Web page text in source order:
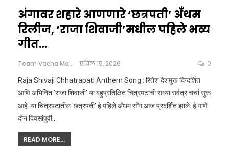
अंगावर शहारे आणणारे ‘छत्रपती’ अँथम
रिलीज, ‘राजा शिवाजी’मधील पहिले भव्य
गीत…
Team Vacha Marathi एप्रिल 15, 2026 0
Raja Shivaji Chhatrapati Anthem Song : रितेश देशमुख दिग्दर्शित
आणि अभिनित 'राजा शिवाजी' या बहुप्रतिक्षित चित्रपटाची सध्या सर्वत्र चर्चा सुरू
आहे. या चित्रपटातील 'छत्रपती' हे पहिले अँथम साँग आज प्रदर्शित झाले. हे गाणे
दोन दिवसांपूर्वी…
READ MORE...